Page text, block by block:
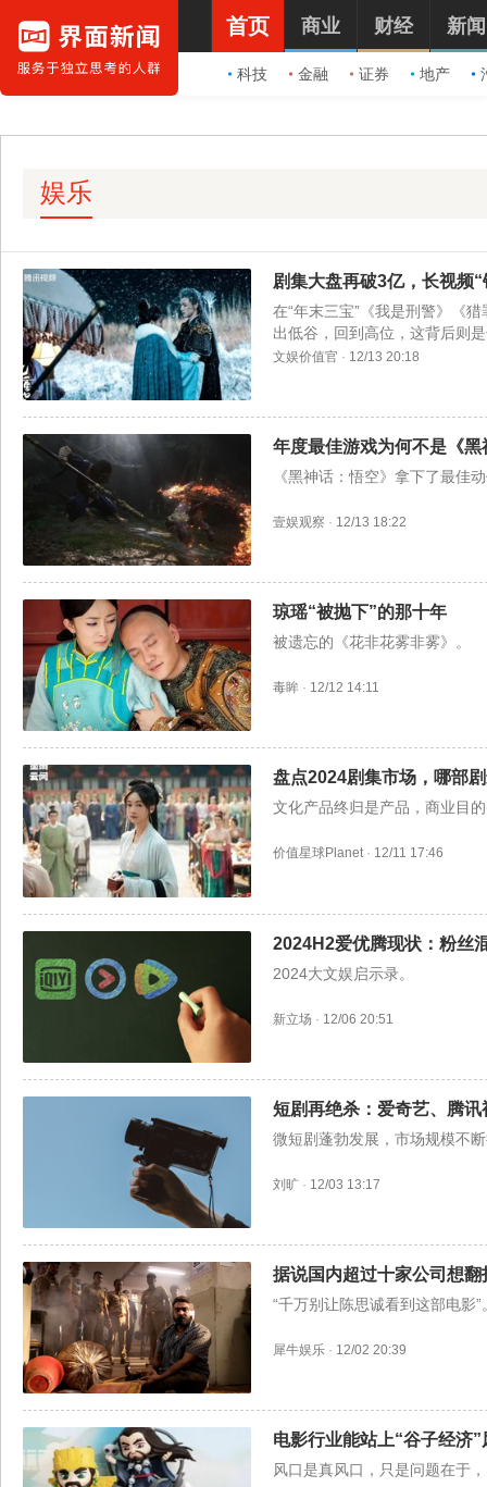
首页
科技 金融 证券 地产
商业 财经 新闻
娱乐
剧集大盘再破3亿，长视频
在“年末三宝”《我是刑警》《
出低谷，回到高位，这背后则
文娱价值官 · 12/13 20:18
年度最佳游戏为何不是《
《黑神话：悟空》拿下了最佳
壹娱观察 · 12/13 18:22
琼瑶“被抛下”的那十年
被遗忘的《花非花雾非雾》。
毒眸 · 12/12 14:11
盘点2024剧集市场，哪部
文化产品终归是产品，商业目
价值星球Planet · 12/11 17:46
2024H2爱优腾现状：粉丝
2024大文娱启示录。
新立场 · 12/06 20:51
短剧再绝杀：爱奇艺、腾
微短剧蓬勃发展，市场规模不
刘旷 · 12/03 13:17
据说国内超过十家公司想
“千万别让陈思诚看到这部电影”
犀牛娱乐 · 12/02 20:39
电影行业能站上“谷子经济”
风口是真风口，只是问题在于